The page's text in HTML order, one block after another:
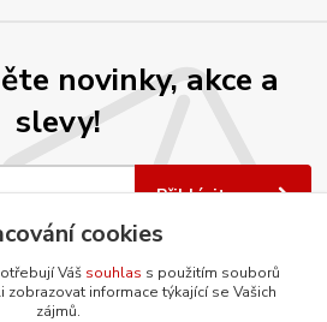
novinky, akce a
slevy!
Přihlásit se
osobních údajůza účelem rozesílky newsletteru.
Zasíláme jednou za 14 dní.
cookies
Váš souhlas s použitím souborů
zobrazovat informace týkající se Vašich
zájmů.